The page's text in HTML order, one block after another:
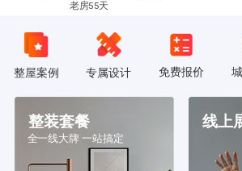
老房55天
整屋案例 专属设计 免费报价
整装套餐
全一线大牌 一站搞定
线上